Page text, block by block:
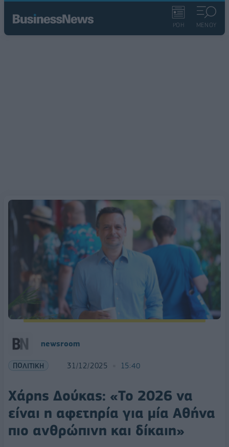
ΡΟΗ ΜΕΝΟΥ
newsroom
ΠΟΛΙΤΙΚΗ 31/12/2025 15:40
Χάρης Δούκας: «Το 2026 να
είναι η αφετηρία για μία Αθήνα
πιο ανθρώπινη και δίκαιη»